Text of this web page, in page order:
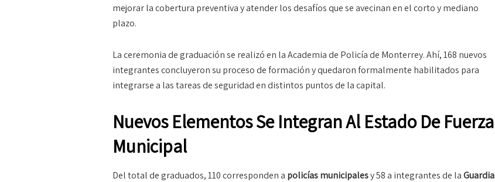
mejorar la cobertura preventiva y atender los desafíos que se avecinan en el corto y mediano
plazo.
La ceremonia de graduación se realizó en la Academia de Policía de Monterrey. Ahí, 168 nuevos
integrantes concluyeron su proceso de formación y quedaron formalmente habilitados para
integrarse a las tareas de seguridad en distintos puntos de la capital.
Nuevos Elementos Se Integran Al Estado De Fuerza
Municipal
Del total de graduados, 110 corresponden a policías municipalesy 58 a integrantes de laGuardia